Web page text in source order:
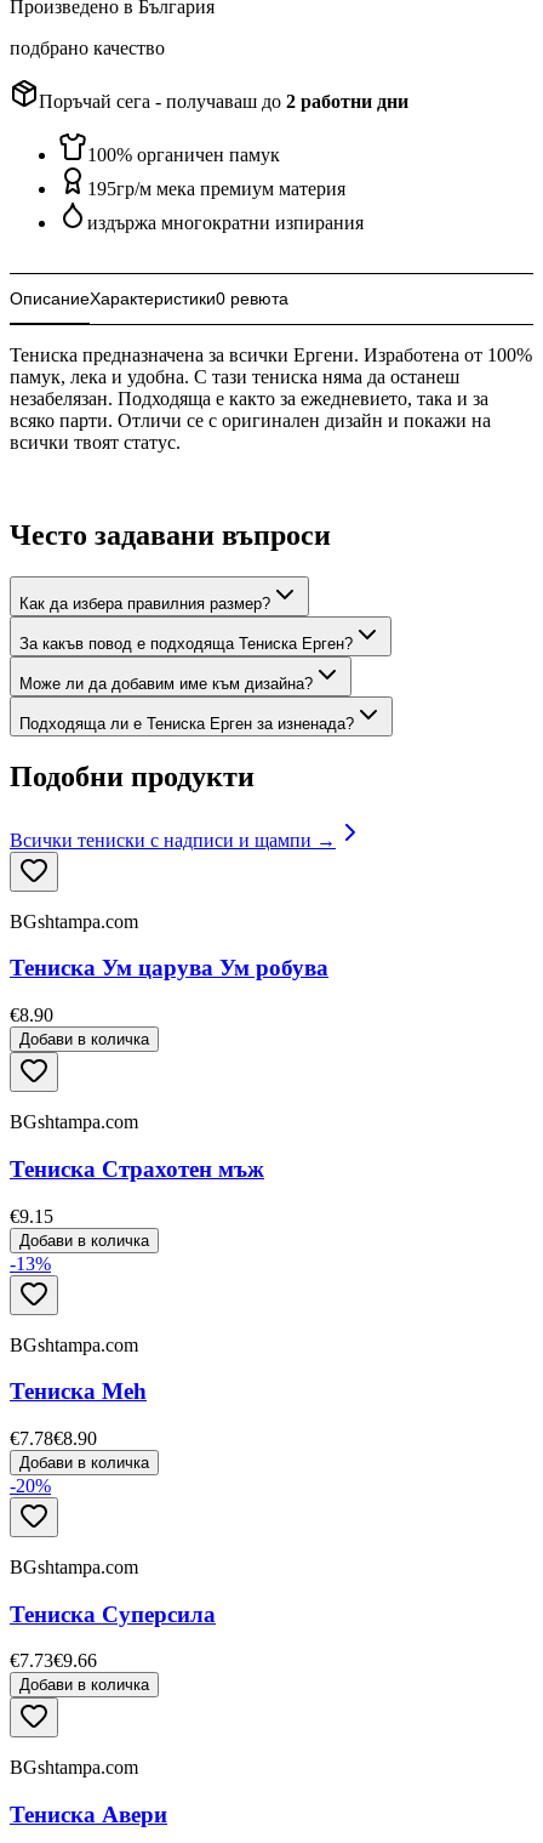
Произведено в България
подбрано качество
Поръчай сега - получаваш до 2 работни дни
100% органичен памук
195гр/м мека премиум материя
издържа многократни изпирания
ОписаниеХарактеристики0 ревюта
Тениска предназначена за всички Ергени. Изработена от 100%
памук, лека и удобна. С тази тениска няма да останеш
незабелязан. Подходяща е както за ежедневието, така и за
всяко парти. Отличи се с оригинален дизайн и покажи на
всички твоят статус.
Често задавани въпроси
Как да избера правилния размер?
За какъв повод е подходяща Тениска Ерген?
Може ли да добавим име към дизайна?
Подходяща ли е Тениска Ерген за изненада?
Подобни продукти
Всички тениски с надписи и щампи →
BGshtampa.com
Тениска Ум царува Ум робува
€8.90
Добави в количка
BGshtampa.com
Тениска Страхотен мъж
€9.15
Добави в количка
-13%
BGshtampa.com
Тениска Meh
€7.78€8.90
Добави в количка
-20%
BGshtampa.com
Тениска Суперсила
€7.73€9.66
Добави в количка
BGshtampa.com
Тениска Авери